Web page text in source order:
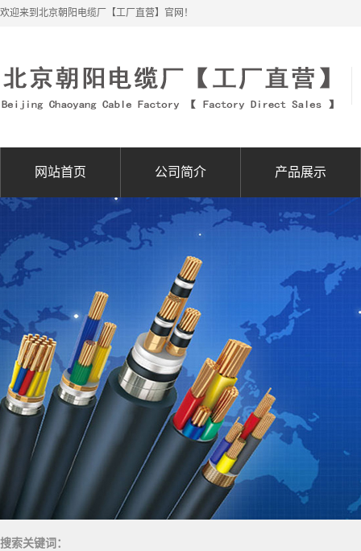
欢迎来到北京朝阳电缆厂【工厂直营】官网！
网站首页 公司简介 产品展示
搜索关键词：